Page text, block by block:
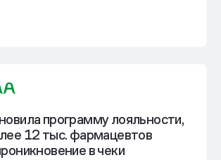
программу лояльности,
12 тыс. фармацевтов
в чеки